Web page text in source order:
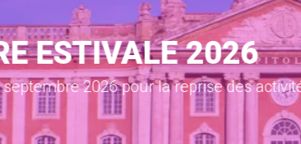
ESTIVALE 2026
2026 pour la reprise des activités,